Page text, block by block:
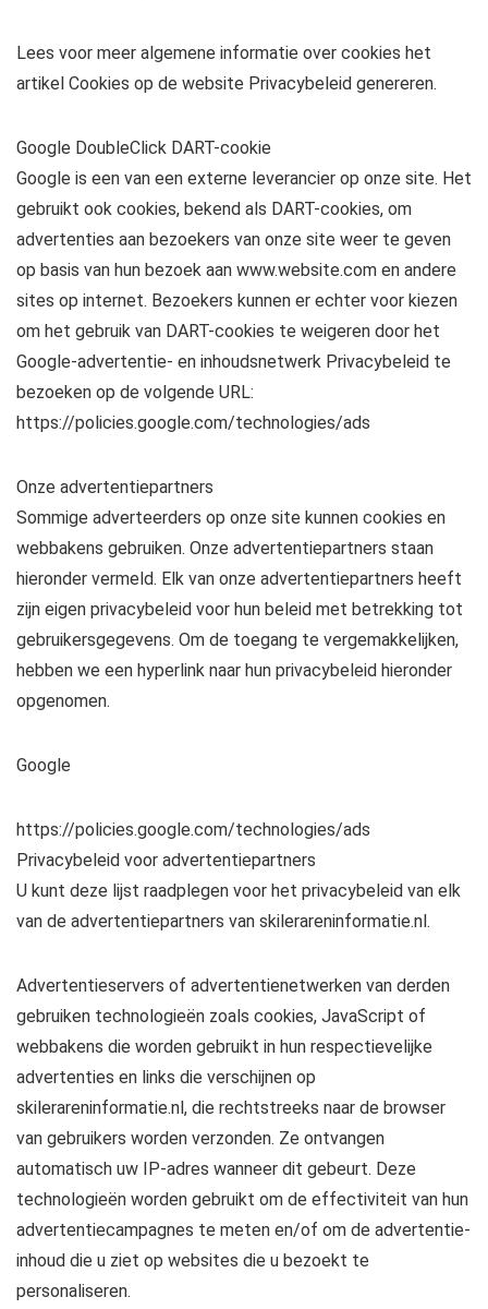
Lees voor meer algemene informatie over cookies het
artikel Cookies op de website Privacybeleid genereren.
Google DoubleClick DART-cookie
Google is een van een externe leverancier op onze site. Het
gebruikt ook cookies, bekend als DART-cookies, om
advertenties aan bezoekers van onze site weer te geven
op basis van hun bezoek aan www.website.com en andere
sites op internet. Bezoekers kunnen er echter voor kiezen
om het gebruik van DART-cookies te weigeren door het
Google-advertentie- en inhoudsnetwerk Privacybeleid te
bezoeken op de volgende URL:
https://policies.google.com/technologies/ads
Onze advertentiepartners
Sommige adverteerders op onze site kunnen cookies en
webbakens gebruiken. Onze advertentiepartners staan ​​
hieronder vermeld. Elk van onze advertentiepartners heeft
zijn eigen privacybeleid voor hun beleid met betrekking tot
gebruikersgegevens. Om de toegang te vergemakkelijken,
hebben we een hyperlink naar hun privacybeleid hieronder
opgenomen.
Google
https://policies.google.com/technologies/ads
Privacybeleid voor advertentiepartners
U kunt deze lijst raadplegen voor het privacybeleid van elk
van de advertentiepartners van skilerareninformatie.nl.
Advertentieservers of advertentienetwerken van derden
gebruiken technologieën zoals cookies, JavaScript of
webbakens die worden gebruikt in hun respectievelijke
advertenties en links die verschijnen op
skilerareninformatie.nl, die rechtstreeks naar de browser
van gebruikers worden verzonden. Ze ontvangen
automatisch uw IP-adres wanneer dit gebeurt. Deze
technologieën worden gebruikt om de effectiviteit van hun
advertentiecampagnes te meten en/of om de advertentie-
inhoud die u ziet op websites die u bezoekt te
personaliseren.